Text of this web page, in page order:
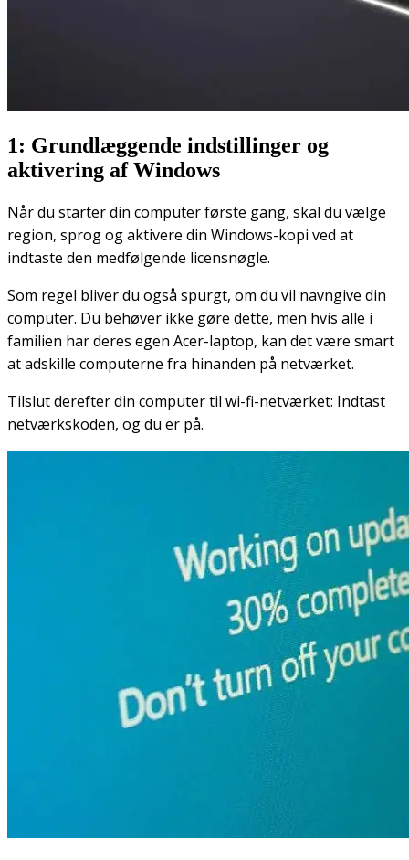
1: Grundlæggende indstillinger og
aktivering af Windows
Når du starter din computer første gang, skal du vælge
region, sprog og aktivere din Windows-kopi ved at
indtaste den medfølgende licensnøgle.
Som regel bliver du også spurgt, om du vil navngive din
computer. Du behøver ikke gøre dette, men hvis alle i
familien har deres egen Acer-laptop, kan det være smart
at adskille computerne fra hinanden på netværket.
Tilslut derefter din computer til wi-fi-netværket: Indtast
netværkskoden, og du er på.